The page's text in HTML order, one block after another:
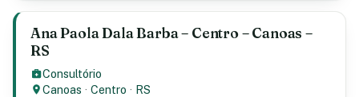
Ana Paola Dala Barba – Centro – Canoas –
RS
Consultório
Canoas ·Centro · RS